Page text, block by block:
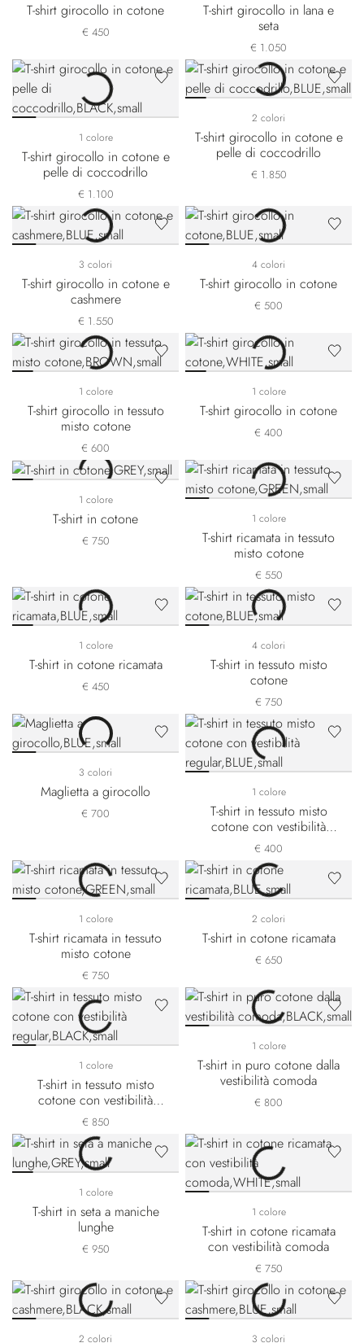
T-shirt girocollo in cotone
€ 450
T-shirt girocollo in lana e
seta
€ 1.050
1 colore
T-shirt girocollo in cotone e
pelle di coccodrillo
€ 1.100
2 colori
T-shirt girocollo in cotone e
pelle di coccodrillo
€ 1.850
3 colori
T-shirt girocollo in cotone e
cashmere
€ 1.550
4 colori
T-shirt girocollo in cotone
€ 500
1 colore
T-shirt girocollo in tessuto
misto cotone
€ 600
1 colore
T-shirt girocollo in cotone
€ 400
1 colore
T-shirt in cotone
€ 750
1 colore
T-shirt ricamata in tessuto
misto cotone
€ 550
1 colore
T-shirt in cotone ricamata
€ 450
4 colori
T-shirt in tessuto misto
cotone
€ 750
3 colori
Maglietta a girocollo
€ 700
1 colore
T-shirt in tessuto misto
cotone con vestibilità
regular
€ 400
1 colore
T-shirt ricamata in tessuto
misto cotone
€ 750
2 colori
T-shirt in cotone ricamata
€ 650
1 colore
T-shirt in tessuto misto
cotone con vestibilità
regular
€ 850
1 colore
T-shirt in puro cotone dalla
vestibilità comoda
€ 800
1 colore
T-shirt in seta a maniche
lunghe
€ 950
1 colore
T-shirt in cotone ricamata
con vestibilità comoda
€ 750
2 colori 3 colori